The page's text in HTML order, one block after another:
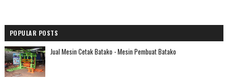
POPULAR POSTS
Jual Mesin Cetak Batako - Mesin Pembuat Batako